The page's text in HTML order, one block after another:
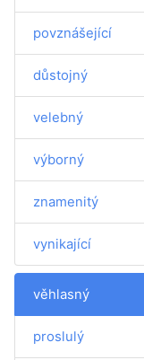
povznášející
důstojný
velebný
výborný
znamenitý
vynikající
věhlasný
proslulý